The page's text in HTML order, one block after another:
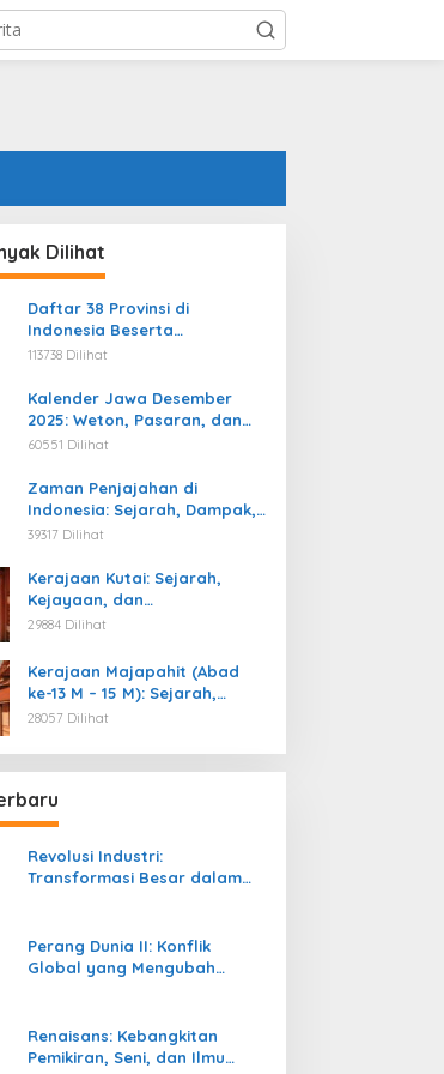
Dilihat
Daftar 38 Provinsi di
Indonesia Beserta
Ibukotanya Terbaru
113738 Dilihat
Kalender Jawa Desember
2025: Weton, Pasaran, dan
Hari Baik
60551 Dilihat
Zaman Penjajahan di
Indonesia: Sejarah, Dampak,
dan Perjuangan Menuju
39317 Dilihat
Kerajaan Kutai: Sejarah,
Kejayaan, dan
Peninggalannya (Abad ke-4
29884 Dilihat
Kerajaan Majapahit (Abad
ke-13 M – 15 M): Sejarah,
Kejayaan, dan
28057 Dilihat
Revolusi Industri:
Transformasi Besar dalam
Perang Dunia II: Konflik
Global yang Mengubah
Renaisans: Kebangkitan
Pemikiran, Seni, dan Ilmu